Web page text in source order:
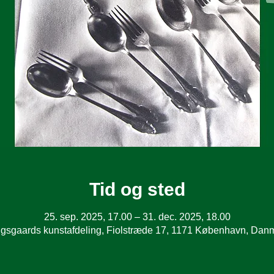
Tid og sted
25. sep. 2025, 17.00 – 31. dec. 2025, 18.00
kunstafdeling, Fiolstræde 17, 1171 København,